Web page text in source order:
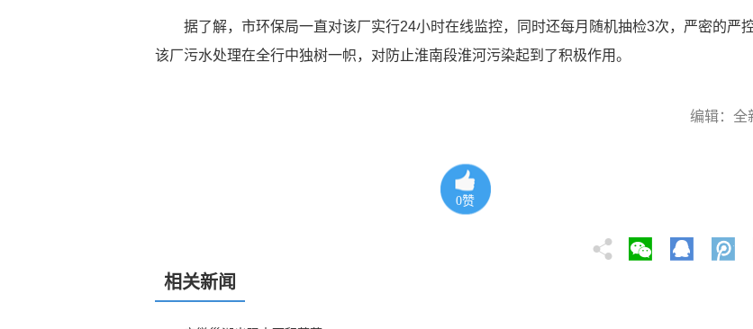
据了解，市环保局一直对该厂实行24小时在线监控，同时还每月随机抽检3次，严密的严
该厂污水处理在全行中独树一帜，对防止淮南段淮河污染起到了积极作用。
编辑：全
0赞
相关新闻